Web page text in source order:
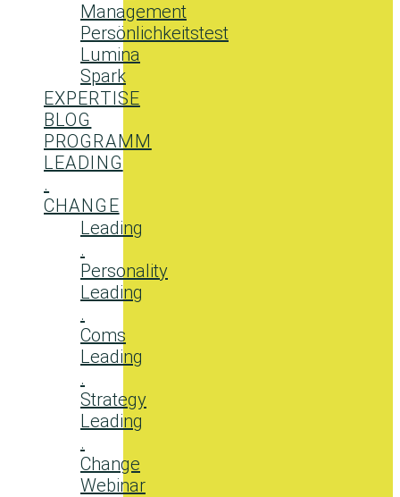
Management
Persönlichkeitstest
Lumina
Spark
EXPERTISE
BLOG
PROGRAMM
LEADING
.
CHANGE
Leading
.
Personality
Leading
.
Coms
Leading
.
Strategy
Leading
.
Change
Webinar